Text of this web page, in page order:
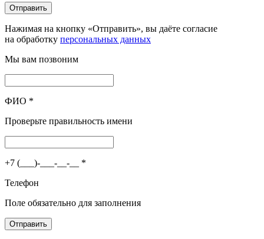
Отправить
Нажимая на кнопку «Отправить», вы даёте согласие
на обработку персональных данных
Мы вам позвоним
ФИО *
Проверьте правильность имени
+7 (___)-___-__-__ *
Телефон
Поле обязательно для заполнения
Отправить